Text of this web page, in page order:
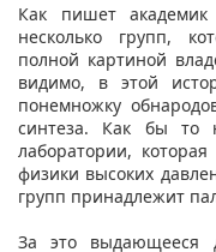
Как пишет академик
несколько групп,
полной картиной
видимо, в этой
понемножку
синтеза. Как бы то
лаборатории,
физики высоких
групп принадлежит
За это выдающееся